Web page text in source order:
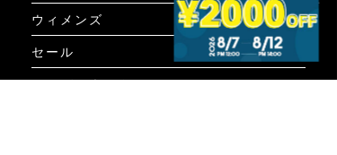
ウィメンズ
セール
コーディネート